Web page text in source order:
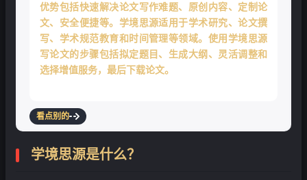
优势包括快速解决论文写作难题、原创内容、定制论
文、安全便捷等。学境思源适用于学术研究、论文撰
写、学术规范教育和时间管理等领域。使用学境思源
写论文的步骤包括拟定题目、生成大纲、灵活调整和
选择增值服务，最后下载论文。
看点别的
学境思源是什么？